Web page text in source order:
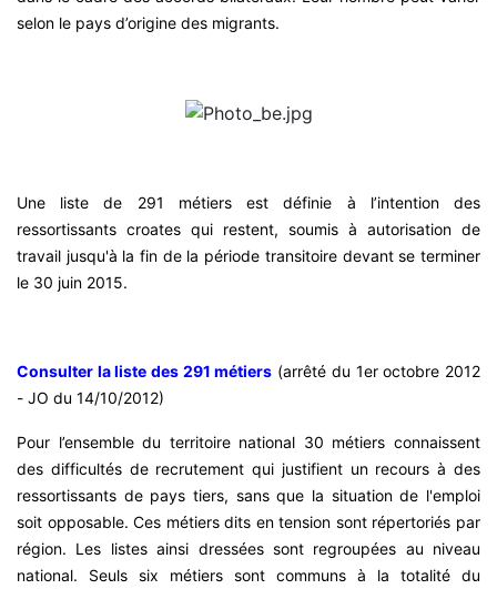
selon le pays d’origine des migrants.
Une liste de 291 métiers est définie à l’intention des
ressortissants croates qui restent, soumis à autorisation de
travail jusqu'à la fin de la période transitoire devant se terminer
le 30 juin 2015.
Consulter la liste des 291 métiers (arrêté du 1er octobre 2012
- JO du 14/10/2012)
Pour l’ensemble du territoire national 30 métiers connaissent
des difficultés de recrutement qui justifient un recours à des
ressortissants de pays tiers, sans que la situation de l'emploi
soit opposable. Ces métiers dits en tension sont répertoriés par
région. Les listes ainsi dressées sont regroupées au niveau
national. Seuls six métiers sont communs à la totalité du